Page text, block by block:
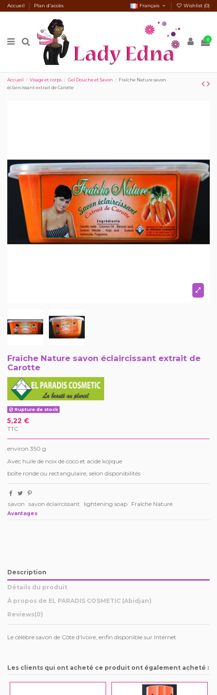
Accueil Plan d'accès Français Wishlist (0)
0
Accueil Visage et corps Gel Douche et Savon
Fraîche Nature savon
éclaircissant extrait de Carotte
Fraîche Nature savon éclaircissant extrait de
Carotte
Rupture de stock
5,22 €
TTC
environ 350 g
Avec huile de noix de coco et acide kojique
boîte ronde ou rectangulaire, selon disponibilités
savon savon éclaircissant lightening soap Fraîche Nature
Avantages
Description
Détails du produit
À propos de EL PARADIS COSMETIC (Abidjan)
Reviews(0)
Le célèbre savon de Côte d'Ivoire, enfin disponible sur Internet
Les clients qui ont acheté ce produit ont également acheté :